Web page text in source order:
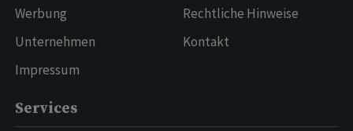
Werbung
Unternehmen
Impressum
Rechtliche Hinweise
Kontakt
Services